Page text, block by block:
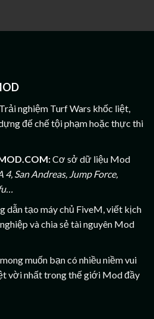
Trải nghiệm Turf Wars khốc liệt,
đế chế tội phạm hoặc thực thi
Cơ sở dữ liệu Mod
4, San Andreas, Jump Force,
dẫn tạo máy chủ FiveM, viết kịch
và chia sẻ tài nguyên Mod
muốn bạn có nhiều niềm vui
vời nhất trong thế giới Mod đầy